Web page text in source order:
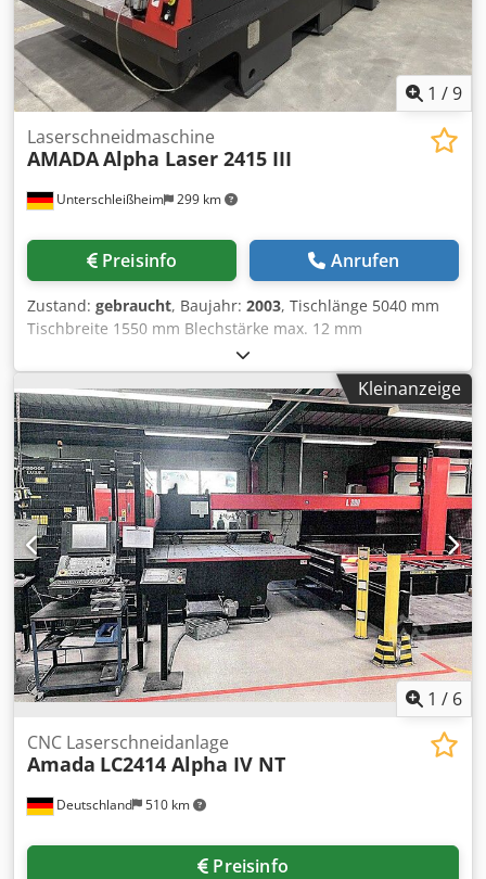
1 /9
Unterschleißheim 299 km
Laserschneidmaschine
AMADAAlpha Laser 2415 III
Preisinfo Anrufen
Zustand: gebraucht, Baujahr: 2003, Tischlänge 5040 mm
Tischbreite 1550 mm Blechstärke max. 12 mm
Blechgewicht max. 330 kg Dsdpfx Ahevxwytozjck
Verfahrweg - x 2520 mm Verfahrweg - z 300 mm
Verfahrweg - y 1550 mm Schnittgeschwindigkeit 20 m/min
Schnellvorschubgeschwindigkeit X/Y/Z 80/80/60 m/min
Positioniergenauigkeit +-0,01 mm/500 mm mm
Wiederholbarkeit +/- 0,005 mm Tischhöhe 820 mm Größe
der Öffnung 550x1550 mm Druckluft 6/20 bar
Gesamtleistungsbedarf 10 kW Maschinengewicht ca. ca.
6,5 t Raumbedarf ca. 2,5x5,7x2,3 m Turbo Blower
getauscht bei 36.000 Stunden Drucklufttrockner Alphapac
0015 SP Keller Rauchgasabsaugung Typ Vario T 1.5A
Klimagerät RIEDEL PC 315.21-NE-LAS Laserstrahlung
innerhalb der Klasse 1 Die Maschine wurde regelmäßig
gewartet
Kleinanzeige
1 / 6
Deutschland 510 km
CNC Laserschneidanlage
Amada LC2414 Alpha IV NT
Preisinfo